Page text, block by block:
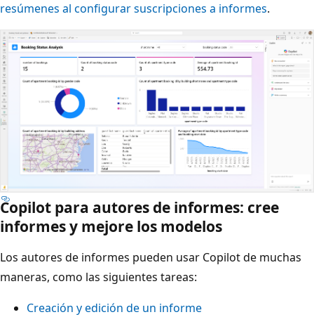
resúmenes al configurar suscripciones a informes.
Copilot para autores de informes: cree
informes y mejore los modelos
Los autores de informes pueden usar Copilot de muchas
maneras, como las siguientes tareas:
Creación y edición de un informe